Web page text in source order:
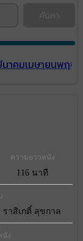
าคมเมษายนพฤษ
ความยาวหนัง
116 นาที
าสิเกติ์ สุขกาล
นัง